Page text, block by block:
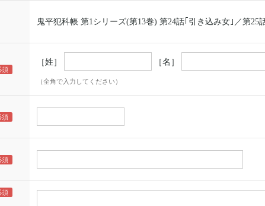
鬼平犯科帳 第1シリーズ(第13巻) 第24話｢引き込み女｣／第25
［姓］ ［名］
（全角で入力してください）